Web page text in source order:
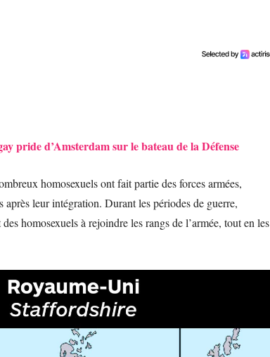
pride d’Amsterdam sur le bateau de la Défense
homosexuels ont fait partie des forces armées,
leur intégration. Durant les périodes de guerre,
homosexuels à rejoindre les rangs de l’armée, tout en les